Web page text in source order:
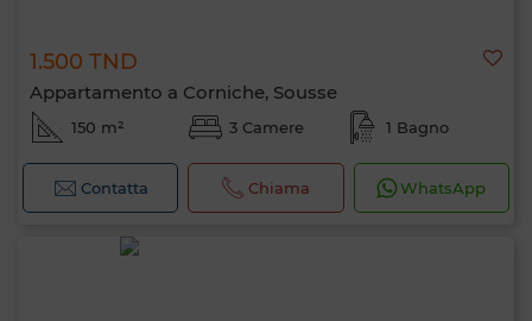
1.500 TND
Appartamento a Corniche, Sousse
150 m² 3 Camere 1 Bagno
Contatta Chiama WhatsApp